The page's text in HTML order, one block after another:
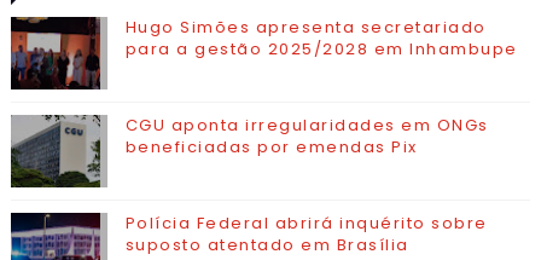
VISITADAS
Hugo Simões apresenta secretariado
para a gestão 2025/2028 em Inhambupe
CGU aponta irregularidades em ONGs
beneficiadas por emendas Pix
Polícia Federal abrirá inquérito sobre
suposto atentado em Brasília